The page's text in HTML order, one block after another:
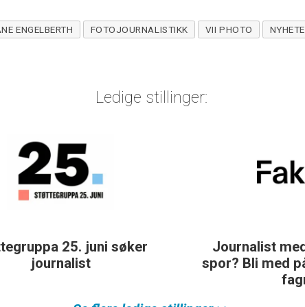
ENGELBERTH FOTOJOURNALISTIKK VII PHOTO
Ledige stillinger:
Journalist med teft for digitale
spor? Bli med på å bygge vårt nye